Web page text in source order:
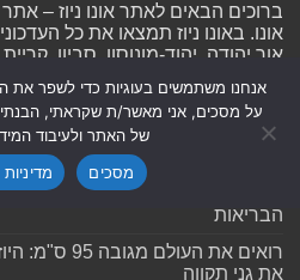
ברוכים הבאים לאתר אונו ניוז –
אונו. באונו ניוז תמצאו את כל
אור יהודה, יהוד-מונוסון, סביון,
פוסטים אחרונים
להוביל שינוי. לפתח פתרונות.
הבריאות
רואים את
את גני תקווה
אנחנו משתמשים בעוגיות כדי לשפר את
על מסכים, אני מאשר/ת שקראתי, הבנתי
של האתר ולעיבוד
מסכים